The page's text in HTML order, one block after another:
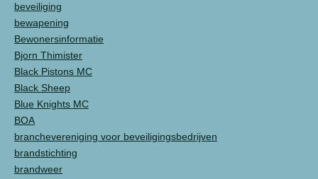
beveiliging
bewapening
Bewonersinformatie
Bjorn Thimister
Black Pistons MC
Black Sheep
Blue Knights MC
BOA
branchevereniging voor beveiligingsbedrijven
brandstichting
brandweer